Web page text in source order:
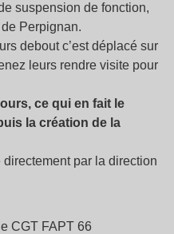
suspension de fonction,
Perpignan.
debout c’est déplacé sur
leurs rendre visite pour
ce qui en fait le
la création de la
par la direction
CGT FAPT 66